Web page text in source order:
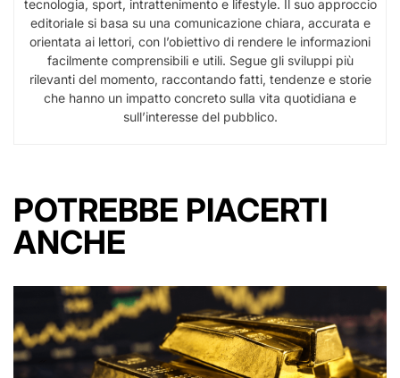
tecnologia, sport, intrattenimento e lifestyle. Il suo approccio
editoriale si basa su una comunicazione chiara, accurata e
orientata ai lettori, con l’obiettivo di rendere le informazioni
facilmente comprensibili e utili. Segue gli sviluppi più
rilevanti del momento, raccontando fatti, tendenze e storie
che hanno un impatto concreto sulla vita quotidiana e
sull’interesse del pubblico.
POTREBBE PIACERTI
ANCHE